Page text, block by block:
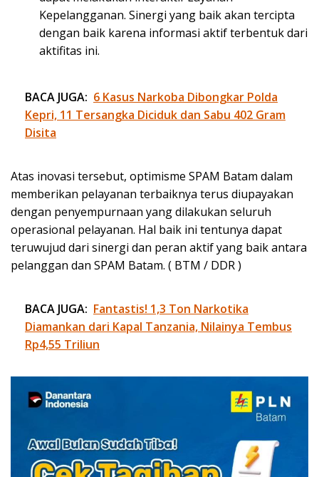
Kepelangganan. Sinergi yang baik akan tercipta
dengan baik karena informasi aktif terbentuk dari
aktifitas ini.
BACA JUGA: 6 Kasus Narkoba Dibongkar Polda
Kepri, 11 Tersangka Diciduk dan Sabu 402 Gram
Disita
Atas inovasi tersebut, optimisme SPAM Batam dalam
memberikan pelayanan terbaiknya terus diupayakan
dengan penyempurnaan yang dilakukan seluruh
operasional pelayanan. Hal baik ini tentunya dapat
teruwujud dari sinergi dan peran aktif yang baik antara
pelanggan dan SPAM Batam. ( BTM / DDR )
BACA JUGA: Fantastis! 1,3 Ton Narkotika
Diamankan dari Kapal Tanzania, Nilainya Tembus
Rp4,55 Triliun